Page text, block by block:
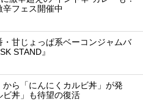
辛フェス開催中
甘じょっぱ系ベーコンジャムバ
STAND』
から「にんにくカルビ丼」が発
丼」も待望の復活